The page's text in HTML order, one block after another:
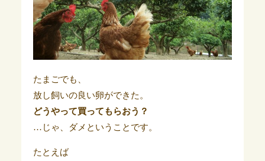
たまごでも、
放し飼いの良い卵ができた。
どうやって買ってもらおう？
…じゃ、ダメということです。
たとえば